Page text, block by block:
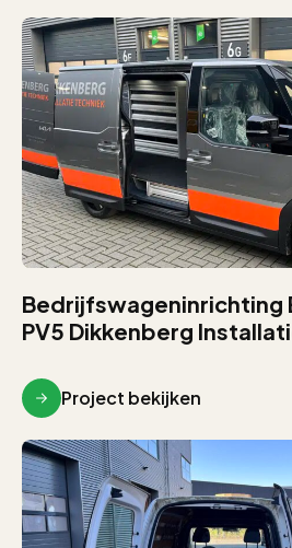
Bedrijfswageninrichting
PV5 Dikkenberg
Project bekijken